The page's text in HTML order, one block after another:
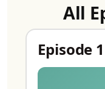
All
Episode